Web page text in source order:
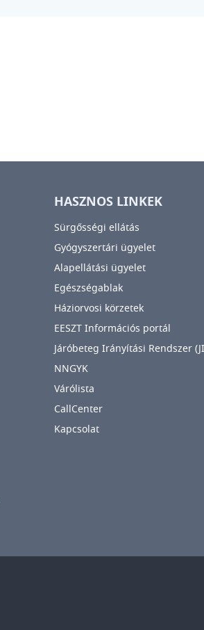
HASZNOS LINKEK
Sürgősségi ellátás
Gyógyszertári ügyelet
Alapellátási ügyelet
Egészségablak
Háziorvosi körzetek
EESZT Információs portál
Járóbeteg Irányítási Rendszer
NNGYK
Várólista
CallCenter
Kapcsolat